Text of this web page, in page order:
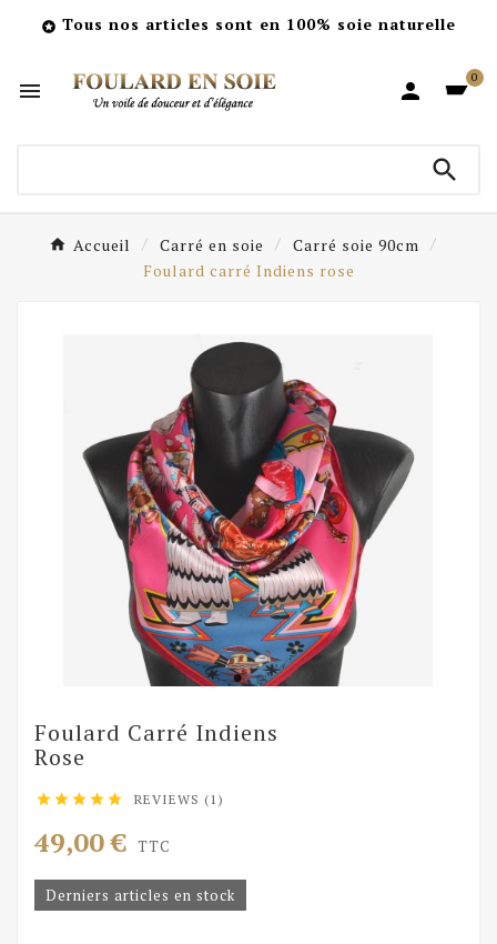
 Tous nos articles sont en 100% soie naturelle
 
0

Accueil Carré en soie
Carré soie 90cm
Foulard carré Indiens rose
Foulard Carré Indiens
Rose
     REVIEWS (1)
49,00 € TTC
Derniers articles en stock